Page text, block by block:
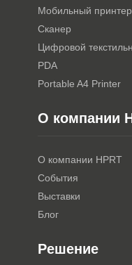
Мобильный принтер
Сканер
PDA
Portable A4 Printer
О компании
О компании HPRT
События
Выставки
Блог
Решение